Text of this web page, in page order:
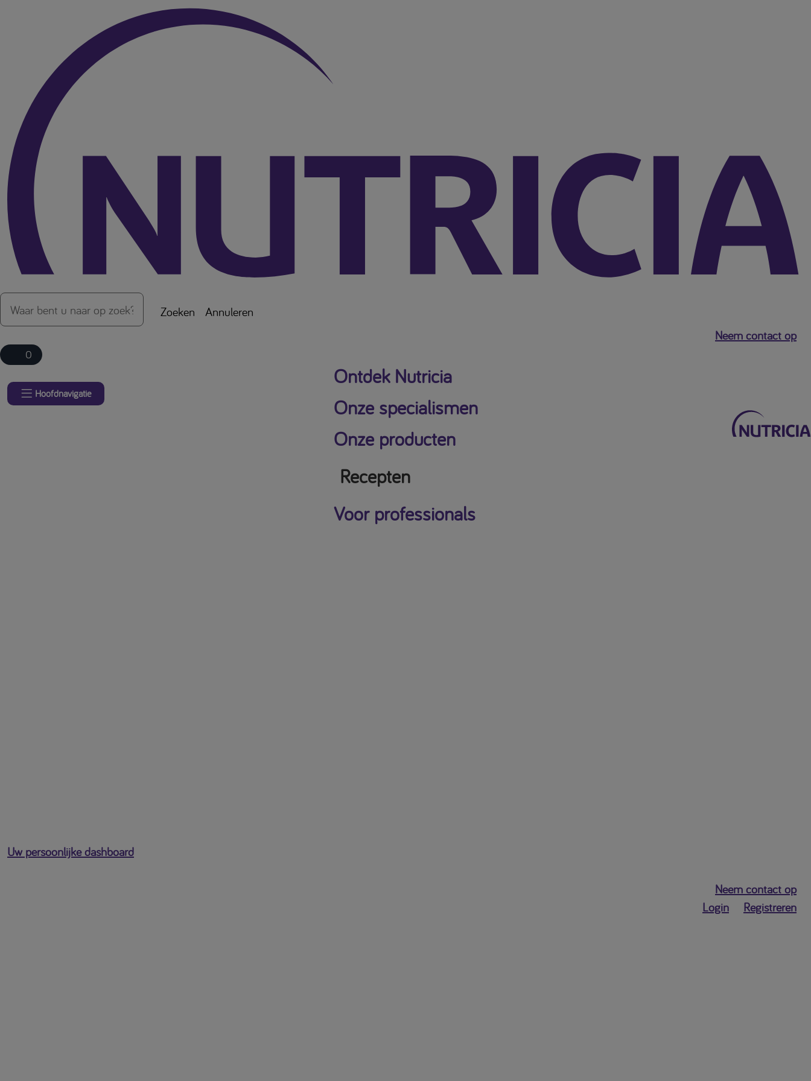
Over de inhoud van de pagina
Zoeken
Annuleren
Neem contact op
0
Hoofdnavigatie
Ontdek Nutricia
Onze specialismen
Onze producten
Recepten
Voor professionals
Uw persoonlijke dashboard
Neem contact op
Login
Registreren